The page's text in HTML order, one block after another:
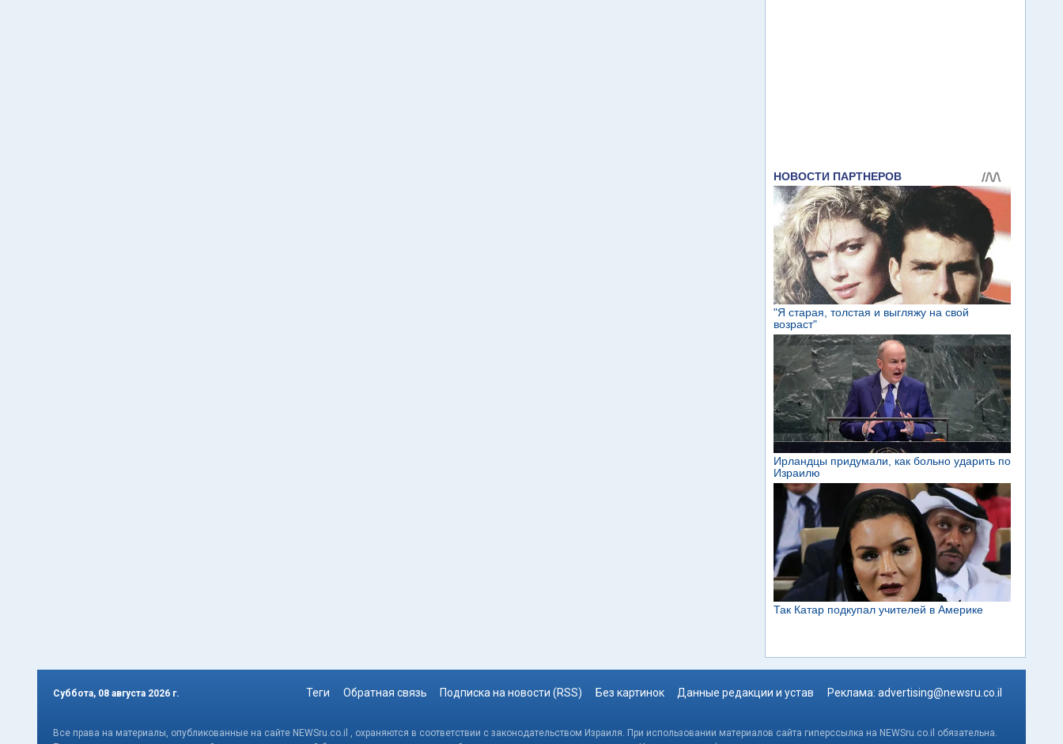
Суббота, 08 августа 2026 г. Теги Обратная связь Подписка на новости (RSS) Без картинок Данные редакции и устав Реклама: advertising@newsru.co.il
Все права на материалы, опубликованные на сайте NEWSru.co.il , охраняются в соответствии с законодательством Израиля. При использовании материалов сайта гиперссылка на NEWSru.co.il обязательна.